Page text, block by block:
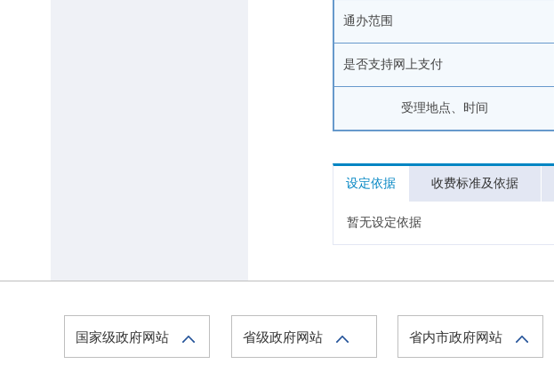
通办范围
是否支持网上支付
受理地点、时间
设定依据 收费标准及依据
暂无设定依据
国家级政府网站 省级政府网站 省内市政府网站